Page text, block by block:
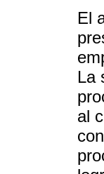
El
La
al